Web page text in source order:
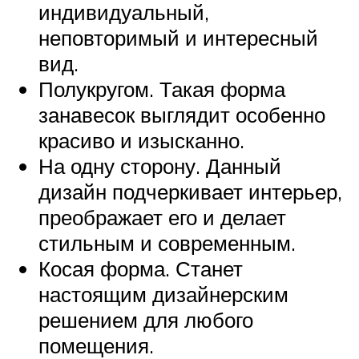
индивидуальный,
неповторимый и интересный
вид.
Полукругом. Такая форма
занавесок выглядит особенно
красиво и изысканно.
На одну сторону. Данный
дизайн подчеркивает интерьер,
преображает его и делает
стильным и современным.
Косая форма. Станет
настоящим дизайнерским
решением для любого
помещения.